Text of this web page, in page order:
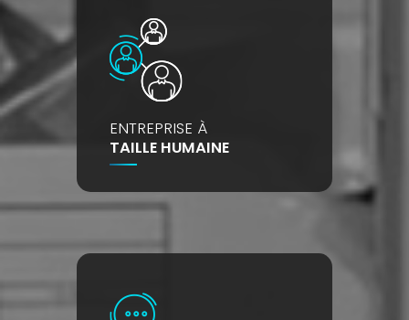
ENTREPRISE À
TAILLE HUMAINE